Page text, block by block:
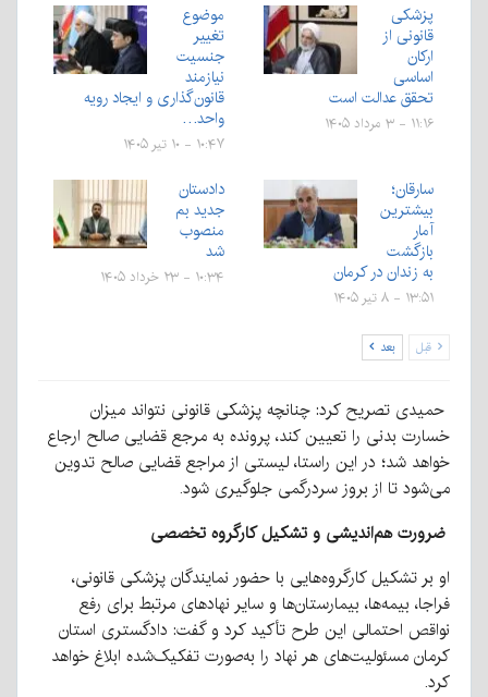
پزشکی
قانونی از
ارکان
اساسی
تحقق عدالت است
۱۱:۱۶ - ۳ مرداد ۱۴۰۵
موضوع
تغییر
جنسیت
نیازمند
قانون‌گذاری و ایجاد رویه
واحد…
۱۰:۴۷ - ۱۰ تیر ۱۴۰۵
سارقان؛
بیشترین
آمار
بازگشت
به زندان در کرمان
۱۳:۵۱ - ۸ تیر ۱۴۰۵
دادستان
جدید بم
منصوب
شد
۱۰:۳۴ - ۲۳ خرداد ۱۴۰۵
قبل بعد
حمیدی تصریح کرد: چنانچه پزشکی قانونی نتواند میزان
خسارت بدنی را تعیین کند، پرونده به مرجع قضایی صالح ارجاع
خواهد شد؛ در این راستا، لیستی از مراجع قضایی صالح تدوین
می‌شود تا از بروز سردرگمی جلوگیری شود.
ضرورت هم‌اندیشی و تشکیل کارگروه تخصصی
او بر تشکیل کارگروه‌هایی با حضور نمایندگان پزشکی قانونی،
فراجا، بیمه‌ها، بیمارستان‌ها و سایر نهادهای مرتبط برای رفع
نواقص احتمالی این طرح تأکید کرد و گفت: دادگستری استان
کرمان مسئولیت‌های هر نهاد را به‌صورت تفکیک‌شده ابلاغ خواهد
کرد.